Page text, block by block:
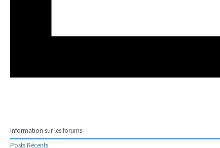
Information sur les forums
Posts Récents